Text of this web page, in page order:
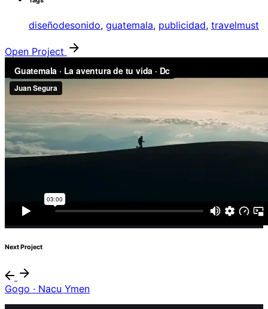
diseñodesonido, guatemala, publicidad, travelmust
Open Project
Next Project
Gogo · Nacu Ymen